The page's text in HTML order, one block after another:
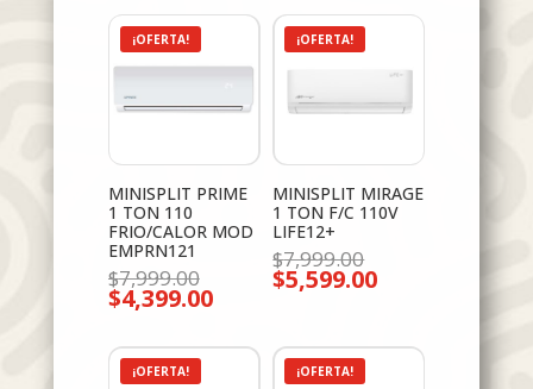
¡OFERTA!
MINISPLIT PRIME
1 TON 110
FRIO/CALOR MOD
EMPRN121
$7,999.00El
precio
original
$7,999.00.
$4,399.00El
es:
$4,399.00.
¡OFERTA!
MINISPLIT MIRAGE
1 TON F/C 110V
LIFE12+
$7,999.00El
precio
original
$5,599.00El
$5,599.00.
¡OFERTA! ¡OFERTA!